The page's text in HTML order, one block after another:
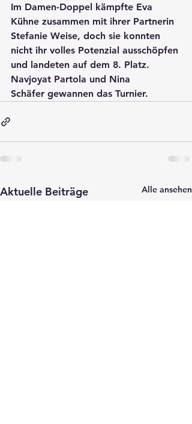
Im Damen-Doppel kämpfte Eva
Kühne zusammen mit ihrer Partnerin
Stefanie Weise, doch sie konnten
nicht ihr volles Potenzial ausschöpfen
und landeten auf dem 8. Platz.
Navjoyat Partola und Nina
Schäfer gewannen das Turnier.
Aktuelle Beiträge Alle ansehen